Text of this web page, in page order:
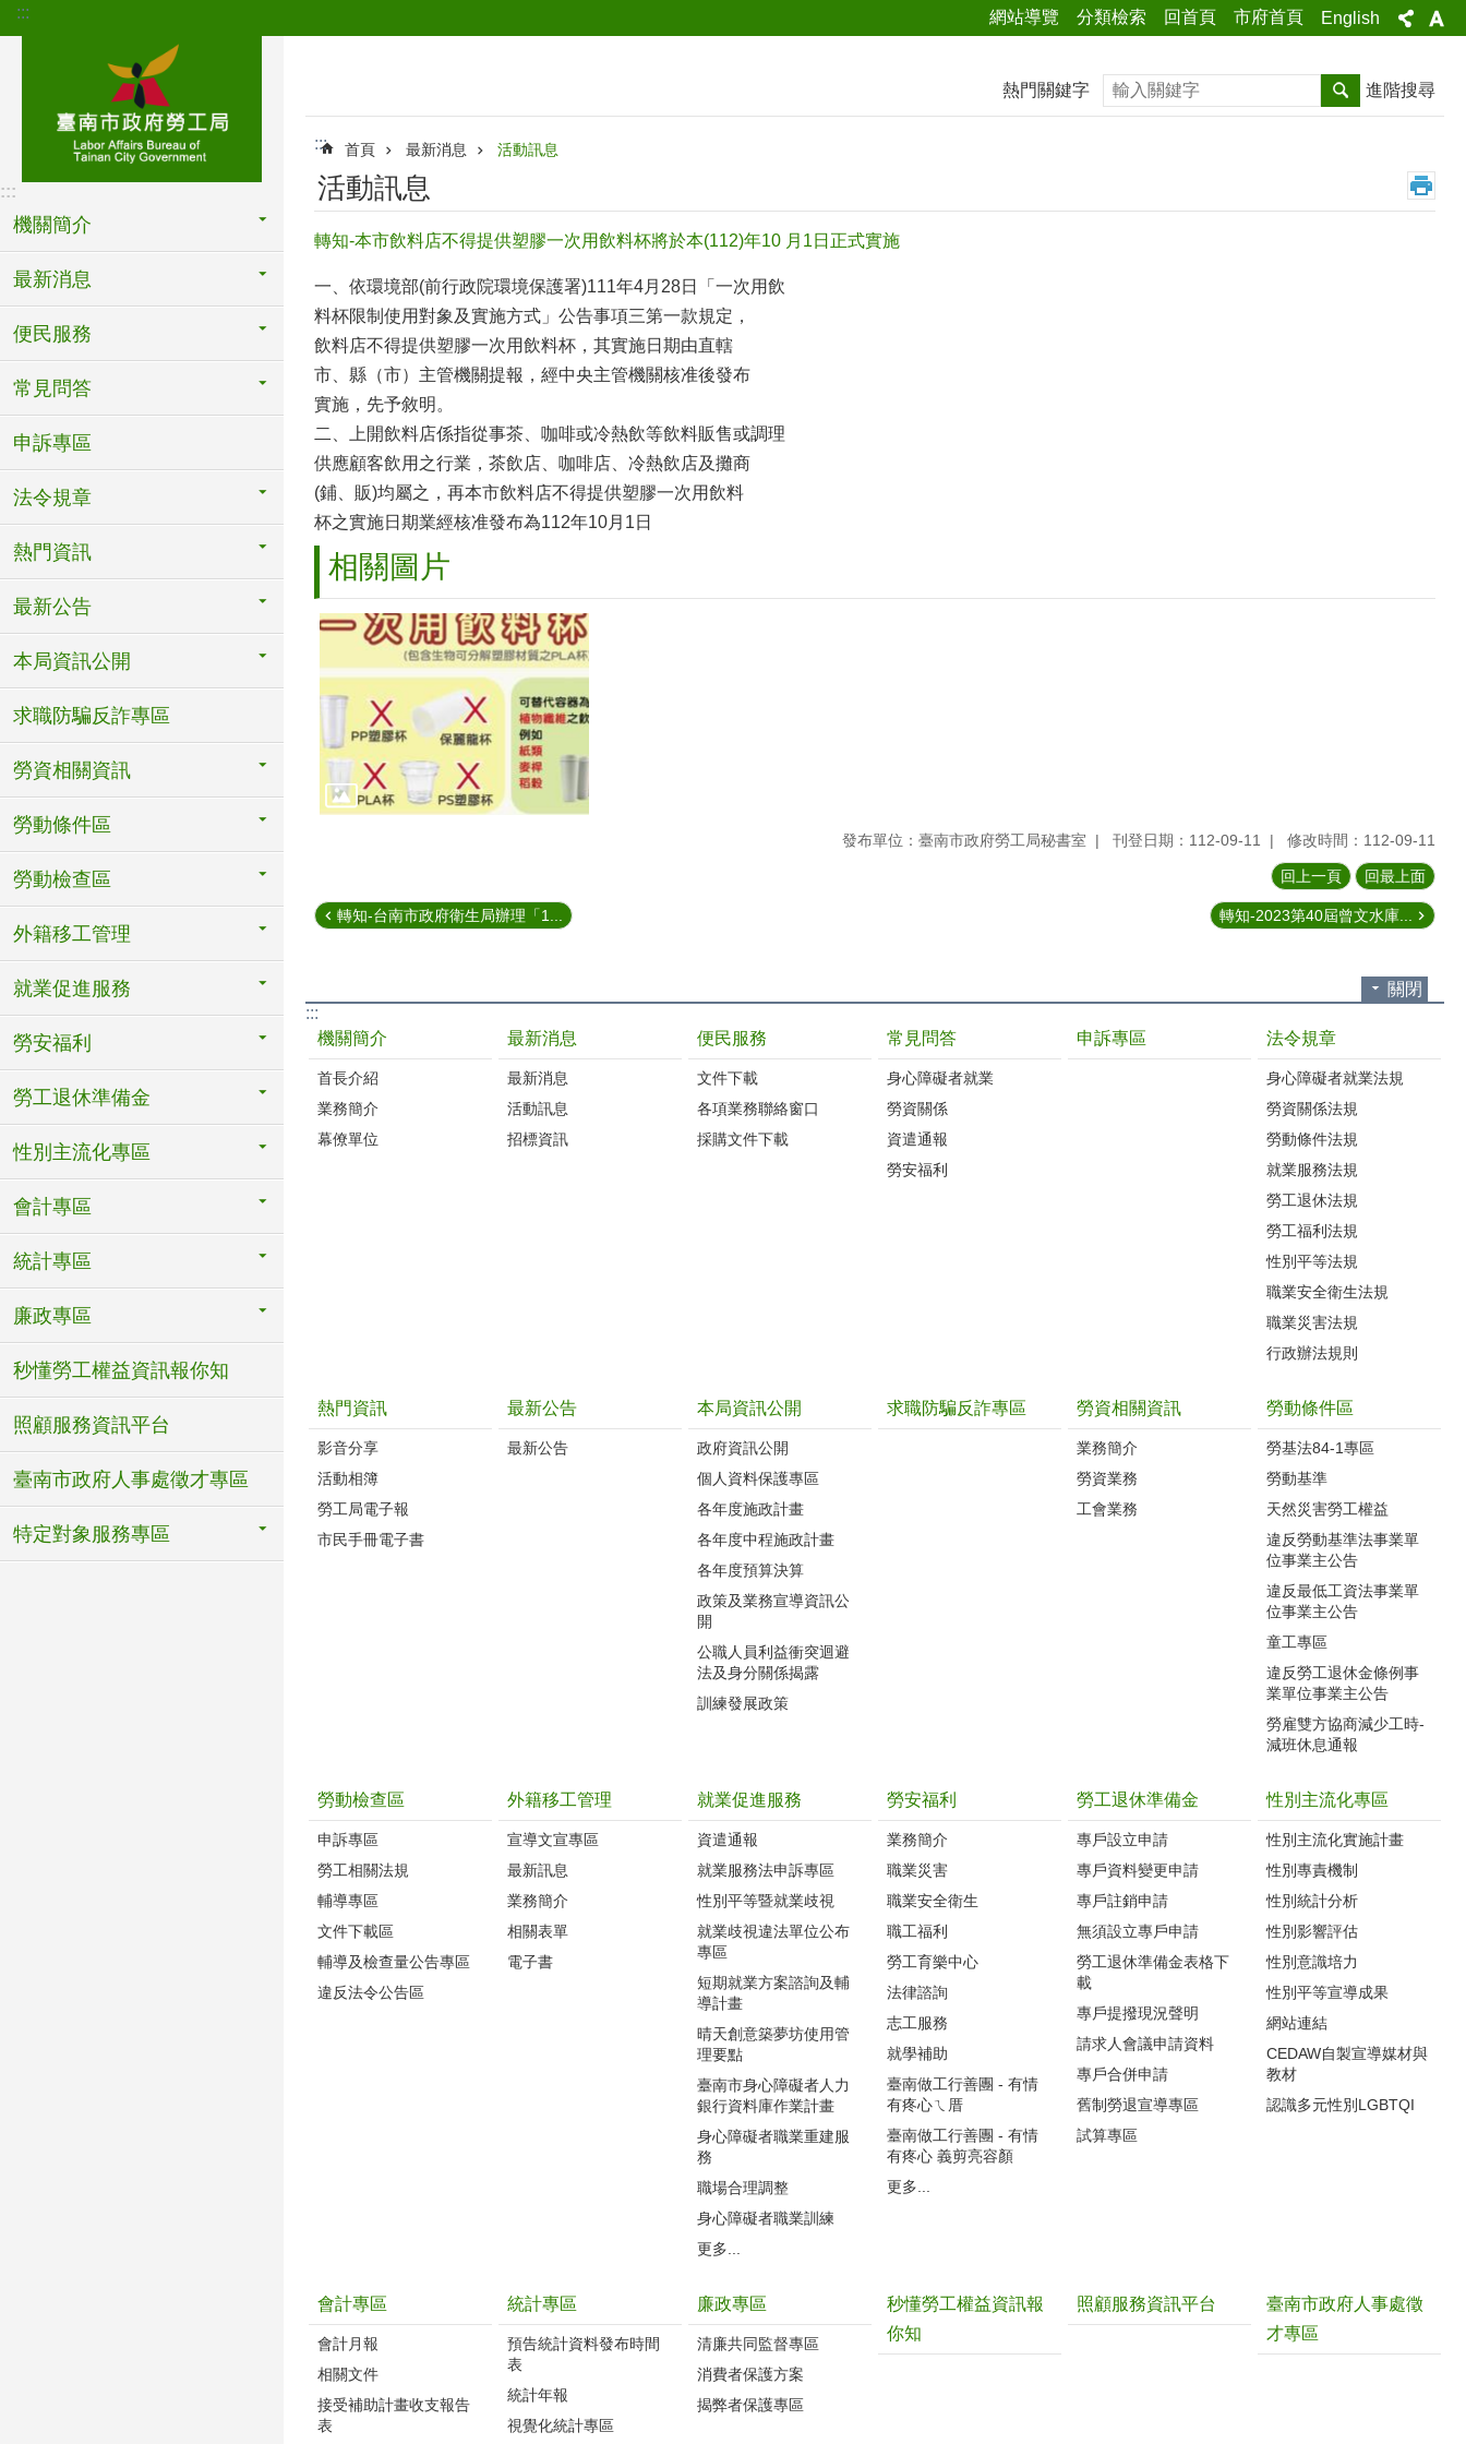
跳到主要內容區塊
::: 網站導覽 分類檢索 回首頁 市府首頁 English
:::
機關簡介
最新消息
便民服務
常見問答
申訴專區
法令規章
熱門資訊
最新公告
本局資訊公開
求職防騙反詐專區
勞資相關資訊
勞動條件區
勞動檢查區
外籍移工管理
就業促進服務
勞安福利
勞工退休準備金
性別主流化專區
會計專區
統計專區
廉政專區
秒懂勞工權益資訊報你知
照顧服務資訊平台
臺南市政府人事處徵才專區
特定對象服務專區
熱門關鍵字 搜尋 進階搜尋
::: 首頁 最新消息 活動訊息
活動訊息
轉知-本市飲料店不得提供塑膠一次用飲料杯將於本(112)年10 月1日正式實施
一、依環境部(前行政院環境保護署)111年4月28日「一次用飲
料杯限制使用對象及實施方式」公告事項三第一款規定，
飲料店不得提供塑膠一次用飲料杯，其實施日期由直轄
市、縣（市）主管機關提報，經中央主管機關核准後發布
實施，先予敘明。
二、上開飲料店係指從事茶、咖啡或冷熱飲等飲料販售或調理
供應顧客飲用之行業，茶飲店、咖啡店、冷熱飲店及攤商
(鋪、販)均屬之，再本市飲料店不得提供塑膠一次用飲料
杯之實施日期業經核准發布為112年10月1日
相關圖片
發布單位：臺南市政府勞工局秘書室 刊登日期：112-09-11 修改時間：112-09-11
回上一頁 回最上面
轉知-台南市政府衛生局辦理「1... 轉知-2023第40屆曾文水庫...
關閉
:::
機關簡介
首長介紹
業務簡介
幕僚單位
最新消息
最新消息
活動訊息
招標資訊
便民服務
文件下載
各項業務聯絡窗口
採購文件下載
常見問答
身心障礙者就業
勞資關係
資遣通報
勞安福利
申訴專區 法令規章
身心障礙者就業法規
勞資關係法規
勞動條件法規
就業服務法規
勞工退休法規
勞工福利法規
性別平等法規
職業安全衛生法規
職業災害法規
行政辦法規則
熱門資訊
影音分享
活動相簿
勞工局電子報
市民手冊電子書
最新公告
最新公告
本局資訊公開
政府資訊公開
個人資料保護專區
各年度施政計畫
各年度中程施政計畫
各年度預算決算
政策及業務宣導資訊公
開
公職人員利益衝突迴避
法及身分關係揭露
訓練發展政策
求職防騙反詐專區 勞資相關資訊
業務簡介
勞資業務
工會業務
勞動條件區
勞基法84-1專區
勞動基準
天然災害勞工權益
違反勞動基準法事業單
位事業主公告
違反最低工資法事業單
位事業主公告
童工專區
違反勞工退休金條例事
業單位事業主公告
勞雇雙方協商減少工時-
減班休息通報
勞動檢查區
申訴專區
勞工相關法規
輔導專區
文件下載區
輔導及檢查量公告專區
違反法令公告區
外籍移工管理
宣導文宣專區
最新訊息
業務簡介
相關表單
電子書
就業促進服務
資遣通報
就業服務法申訴專區
性別平等暨就業歧視
就業歧視違法單位公布
專區
短期就業方案諮詢及輔
導計畫
晴天創意築夢坊使用管
理要點
臺南市身心障礙者人力
銀行資料庫作業計畫
身心障礙者職業重建服
務
職場合理調整
身心障礙者職業訓練
更多...
勞安福利
業務簡介
職業災害
職業安全衛生
職工福利
勞工育樂中心
法律諮詢
志工服務
就學補助
臺南做工行善團 - 有情
有疼心ㄟ厝
臺南做工行善團 - 有情
有疼心 義剪亮容顏
更多...
勞工退休準備金
專戶設立申請
專戶資料變更申請
專戶註銷申請
無須設立專戶申請
勞工退休準備金表格下
載
專戶提撥現況聲明
請求人會議申請資料
專戶合併申請
舊制勞退宣導專區
試算專區
性別主流化專區
性別主流化實施計畫
性別專責機制
性別統計分析
性別影響評估
性別意識培力
性別平等宣導成果
網站連結
CEDAW自製宣導媒材與
教材
認識多元性別LGBTQI
會計專區
會計月報
相關文件
接受補助計畫收支報告
表
統計專區
預告統計資料發布時間
表
統計年報
視覺化統計專區
廉政專區
清廉共同監督專區
消費者保護方案
揭弊者保護專區
秒懂勞工權益資訊報
你知
照顧服務資訊平台
臺南市政府人事處徵
才專區